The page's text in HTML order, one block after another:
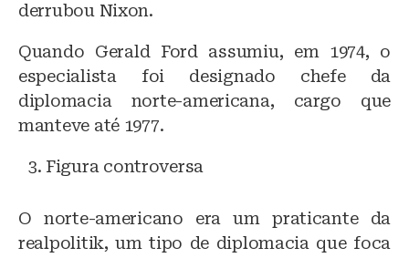
derrubou Nixon.
Quando Gerald Ford assumiu, em 1974, o
especialista foi designado chefe da
diplomacia norte-americana, cargo que
manteve até 1977.
Figura controversa
O norte-americano era um praticante da
realpolitik, um tipo de diplomacia que foca